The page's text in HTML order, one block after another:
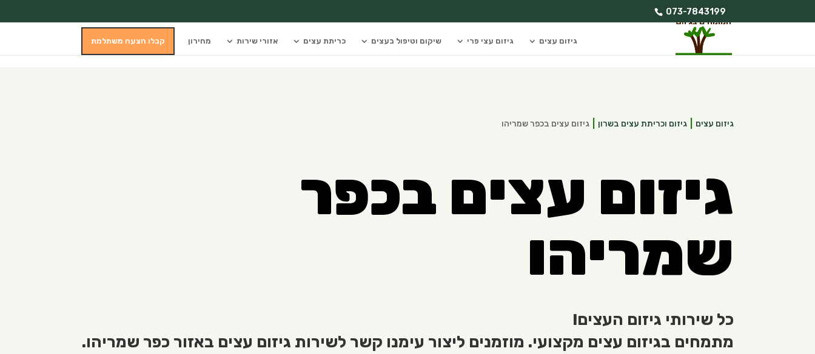
073-7843199
גיזום עצים גיזום עצי פרי שיקום וטיפול בעצים כריתת עצים אזורי שירות מחירון קבלו הצעה משתלמת
גיזום עצים גיזום וכריתת עצים בשרון גיזום עצים בכפר שמריהו
גיזום עצים בכפר
שמריהו
כל שירותי גיזום העצים!
מתמחים בגיזום עצים מקצועי. מוזמנים ליצור עימנו קשר לשירות גיזום עצים באזור כפר שמריהו.